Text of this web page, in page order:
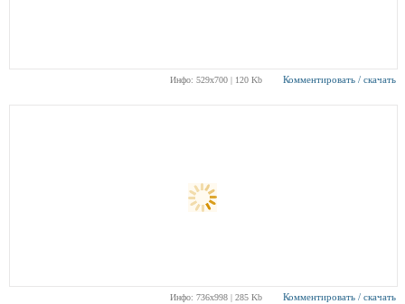
Инфо: 529х700 | 120 Kb Комментировать / скачать
Инфо: 736х998 | 285 Kb Комментировать / скачать